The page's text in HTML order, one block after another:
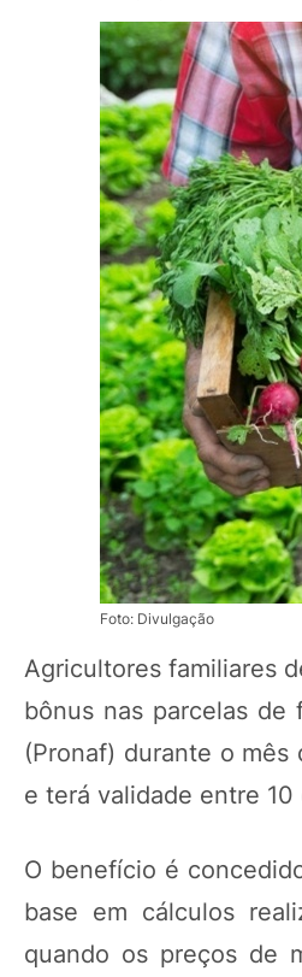
Foto: Divulgação
Agricultores familiares
bônus nas parcelas de
(Pronaf) durante o
e terá validade entre
O benefício é
base em cálculos
quando os preços de